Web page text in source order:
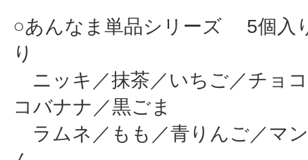
○あんなま単品シリーズ 5個
り
ニッキ／抹茶／いちご／チョ
コバナナ／黒ごま
ラムネ／もも／青りんご／マ